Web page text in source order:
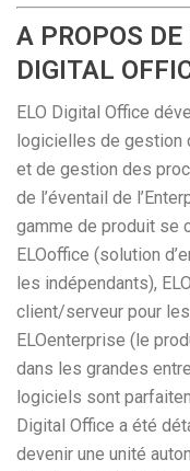
A PROPOS
DIGITAL
ELO Digital Office
logicielles de gestion
et de gestion des
de l’éventail de
gamme de produit se
ELOoffice (solution
les indépendants),
client/serveur pour
ELOenterprise (le
dans les grandes
logiciels sont
Digital Office a été
devenir une unité